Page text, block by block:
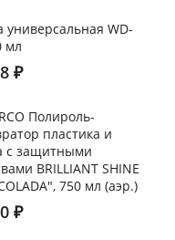
универсальная WD-
мл
₽
Полироль-
пластика и
с защитными
BRILLIANT SHINE
750 мл (аэр.)
₽